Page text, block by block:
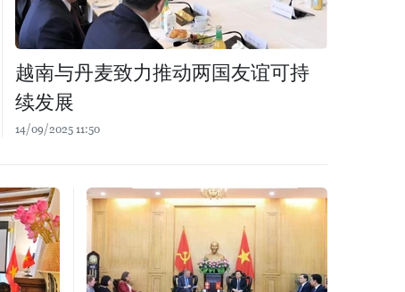
越南与丹麦致力推动两国友谊可持
续发展
14/09/2025 11:50